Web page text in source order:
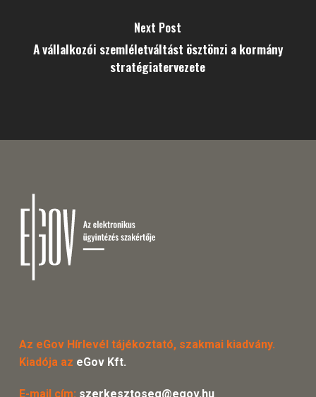
Next Post
A vállalkozói szemléletváltást ösztönzi a kormány
stratégiatervezete
Az eGov Hírlevél tájékoztató, szakmai kiadvány.
Kiadója az eGov Kft.
E-mail cím: szerkesztoseg@egov.hu